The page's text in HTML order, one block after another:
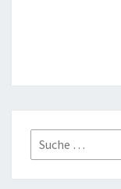
Suche
nach: